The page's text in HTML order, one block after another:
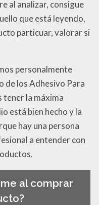
al analizar, consigue
que está leyendo,
particuar, valorar si
personalmente
de los Adhesivo Para
tener la máxima
está bien hecho y la
hay una persona
a entender con
al comprar